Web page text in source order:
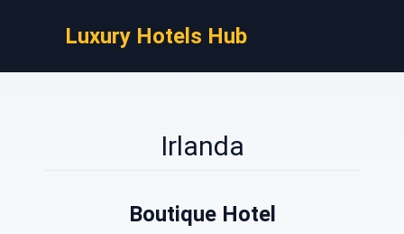
Luxury Hotels Hub
Irlanda
Boutique Hotel